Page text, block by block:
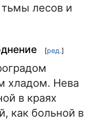
лесов и
[ред.]
хладом. Нева
в краях
как больной в